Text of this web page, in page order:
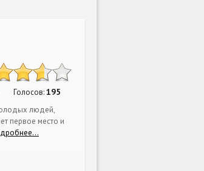
Голосов:195
людей,
первое место и